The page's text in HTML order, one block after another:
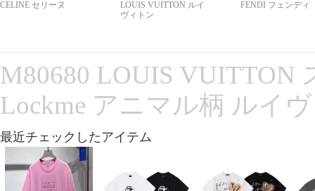
CELINE セリーヌ
LOUIS VUITTON ルイ
ヴィトン
FENDI フェンディ
M80680 LOUIS VUITTON
Lockme アニマル柄 ルイ
最近チェックしたアイテム